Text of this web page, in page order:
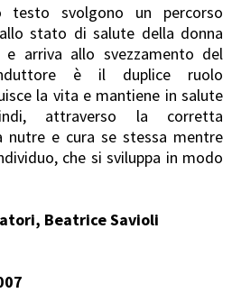
svolgono un percorso
stato di salute della donna
e arriva allo svezzamento del
è il duplice ruolo
la vita e mantiene in salute
attraverso la corretta
nutre e cura se stessa mentre
che si sviluppa in modo
Beatrice Savioli